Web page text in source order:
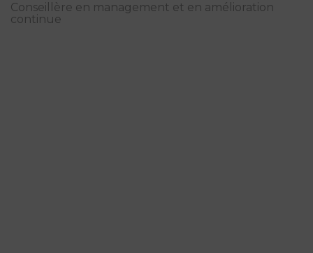
Conseillère en management et en amélioration
continue